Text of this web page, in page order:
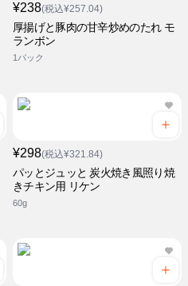
¥238(税込¥257.04)
厚揚げと豚肉の甘辛炒めのたれ モ
ランボン
1パック
¥298(税込¥321.84)
パッとジュッと 炭火焼き風照り焼
きチキン用 リケン
60g